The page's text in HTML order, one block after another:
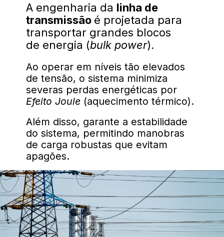
A engenharia da linha de
transmissão é projetada para
transportar grandes blocos
de energia (bulk power).
Ao operar em níveis tão elevados
de tensão, o sistema minimiza
severas perdas energéticas por
Efeito Joule (aquecimento térmico).
Além disso, garante a estabilidade
do sistema, permitindo manobras
de carga robustas que evitam
apagões.